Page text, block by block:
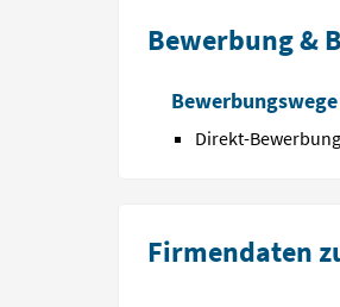
Bewerbung &
Bewerbungswege
Direkt-
Firmendaten